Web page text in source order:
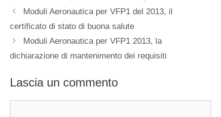
Moduli Aeronautica per VFP1 del 2013, il
certificato di stato di buona salute
Moduli Aeronautica per VFP1 2013, la
dichiarazione di mantenimento dei requisiti
Lascia un commento